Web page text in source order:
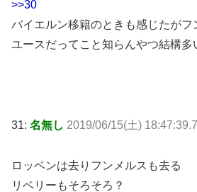
>>30
バイエルン移籍のときも感じたがフ
ユースだってこと知らんやつ結構多
31: 名無し 2019/06/15(土)
ロッベンは去りフンメルスも去る
リベリーもそろそろ？